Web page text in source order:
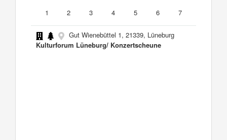
1
2 3 4 5 6 7
Gut Wienebüttel 1, 21339, Lüneburg
Kulturforum Lüneburg/ Konzertscheune